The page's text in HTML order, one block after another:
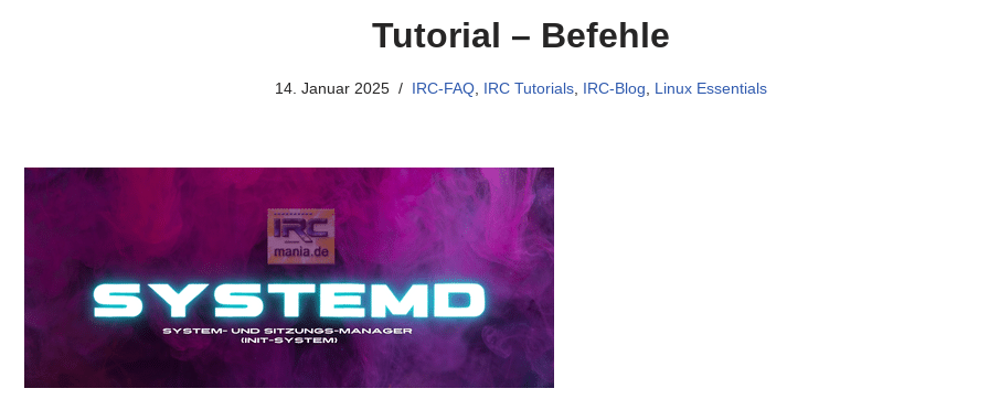
Tutorial – Befehle
14. Januar 2025 IRC-FAQ IRC Tutorials IRC-Blog Linux Essentials